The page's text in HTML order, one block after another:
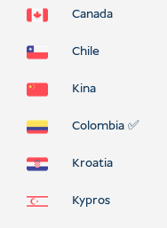
Canada
Chile
Kina
Colombia ✅
Kroatia
Kypros